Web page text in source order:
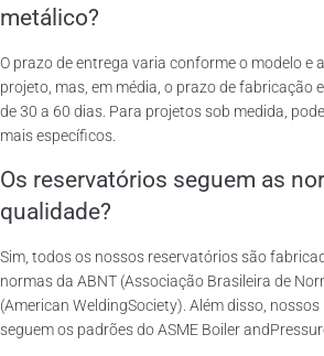
metálico?
O prazo de entrega varia conforme o modelo e
projeto, mas, em média, o prazo de fabricação
de 30 a 60 dias. Para projetos sob medida,
mais específicos.
Os reservatórios seguem as
qualidade?
Sim, todos os nossos reservatórios são
normas da ABNT (Associação Brasileira de
(American WeldingSociety). Além disso,
seguem os padrões do ASME Boiler